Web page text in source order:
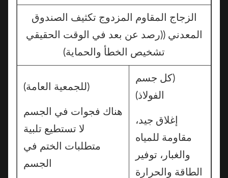
الزجاج المقاوم المزدوج تكثيف الصندوق
المعدني ((رصد عن بعد في الوقت الحقيقي
تشخيص الخطأ والحماية)
(كل جسم
الفولاذ)
إغلاق جيد،
مقاومة للمياه
والغبار، توفير
الطاقة والحرارة
(للجمعية العامة)
هناك فجوات في الجسم
لا تستطيع تلبية
متطلبات الختم في
الجسم